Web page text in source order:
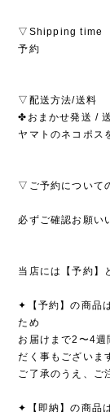
▽Shipping time
予約
▽配送方法/送料
✤おまかせ発送 /
ヤマトのネコポス
▽ご予約について
必ずご確認お願い
当店には【予約】
✦【予約】の商品
ため
お届けまで2〜4週
だく事もございま
ご了承のうえ、ご
✦【即納】の商品